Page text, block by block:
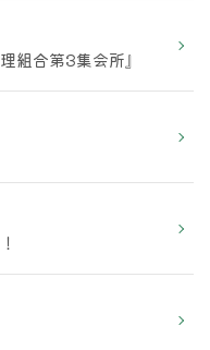
組合第3集会所』